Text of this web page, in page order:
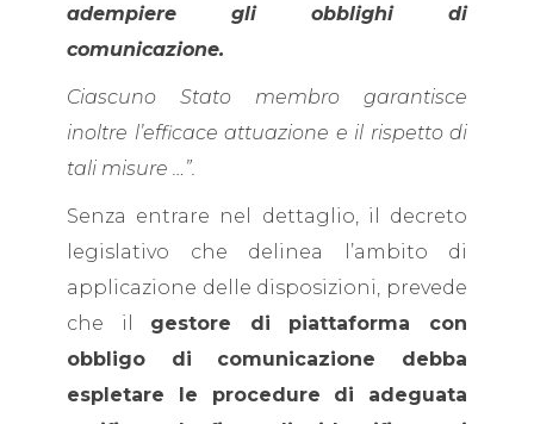
adempiere gli obblighi di
comunicazione.
Ciascuno Stato membro garantisce
inoltre l’efficace attuazione e il rispetto di
tali misure …”.
Senza entrare nel dettaglio, il decreto
legislativo che delinea l’ambito di
applicazione delle disposizioni, prevede
che il gestore di piattaforma con
obbligo di comunicazione debba
espletare le procedure di adeguata